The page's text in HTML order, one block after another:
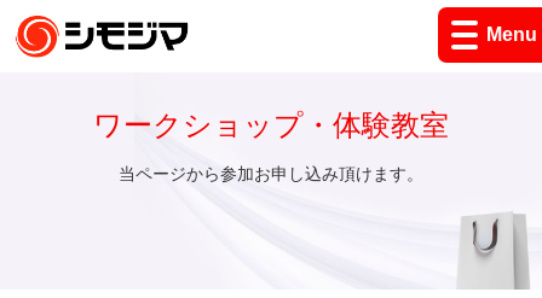
Menu
ワークショップ・体験教室
当ページから参加お申し込み頂けます。